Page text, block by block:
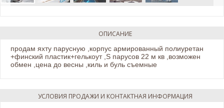
ОПИСАНИЕ
продам яхту парусную ,корпус армированный полиуретан
+финский пластик+гелькоут ,S парусов 22 м кв ,возможен
обмен ,цена до весны ,киль и буль съемные
УСЛОВИЯ ПРОДАЖИ И КОНТАКТНАЯ ИНФОРМАЦИЯ